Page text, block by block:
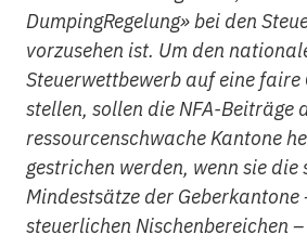
DumpingRegelung» bei den
vorzusehen ist. Um den
Steuerwettbewerb auf eine faire
stellen, sollen die NFA-Beiträge
ressourcenschwache Kantone
gestrichen werden, wenn sie die
Mindestsätze der Geberkantone
steuerlichen Nischenbereichen –